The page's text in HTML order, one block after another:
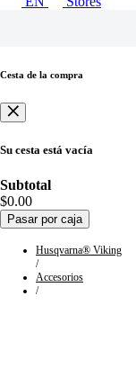
Cesta de la compra
Su cesta está vacía
Subtotal
$0.00
Pasar por caja
Husqvarna® Viking
/
Accesorios
/